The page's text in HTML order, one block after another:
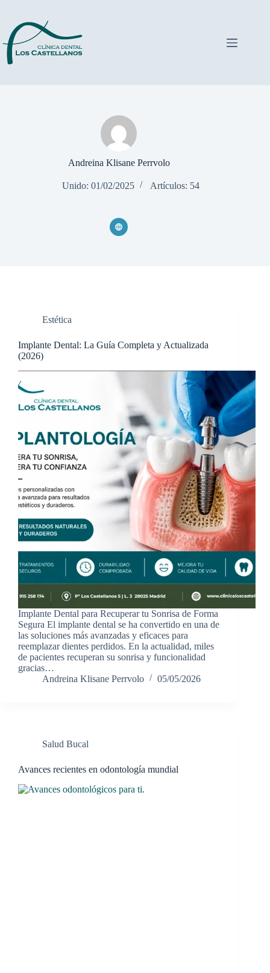
contenido
Andreina Klisane Perrvolo
Unido: 01/02/2025 Artículos: 54
Estética
Implante Dental: La Guía Completa y Actualizada
(2026)
Implante Dental para Recuperar tu Sonrisa de Forma
Segura El implante dental se ha convertido en una de
las soluciones más avanzadas y eficaces para
reemplazar dientes perdidos. En la actualidad, miles
de pacientes recuperan su sonrisa y funcionalidad
gracias…
Andreina Klisane Perrvolo
05/05/2026
Salud Bucal
Avances recientes en odontología mundial